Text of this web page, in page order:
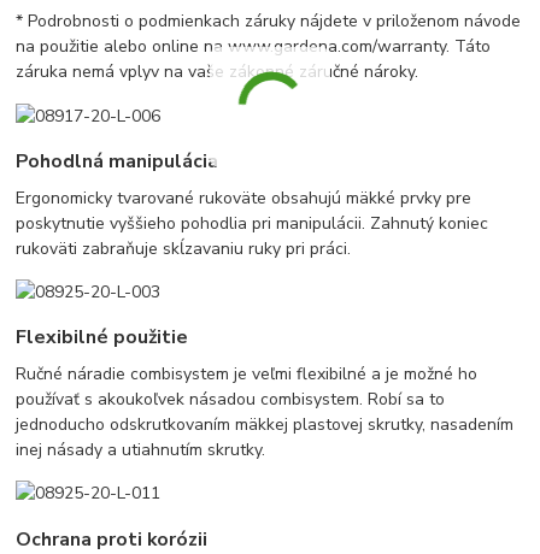
* Podrobnosti o podmienkach záruky nájdete v priloženom návode
na použitie alebo online na www.gardena.com/warranty. Táto
záruka nemá vplyv na vaše zákonné záručné nároky.
Pohodlná manipulácia
Ergonomicky tvarované rukoväte obsahujú mäkké prvky pre
poskytnutie vyššieho pohodlia pri manipulácii. Zahnutý koniec
rukoväti zabraňuje skĺzavaniu ruky pri práci.
Flexibilné použitie
Ručné náradie combisystem je veľmi flexibilné a je možné ho
používať s akoukoľvek násadou combisystem. Robí sa to
jednoducho odskrutkovaním mäkkej plastovej skrutky, nasadením
inej násady a utiahnutím skrutky.
Ochrana proti korózii